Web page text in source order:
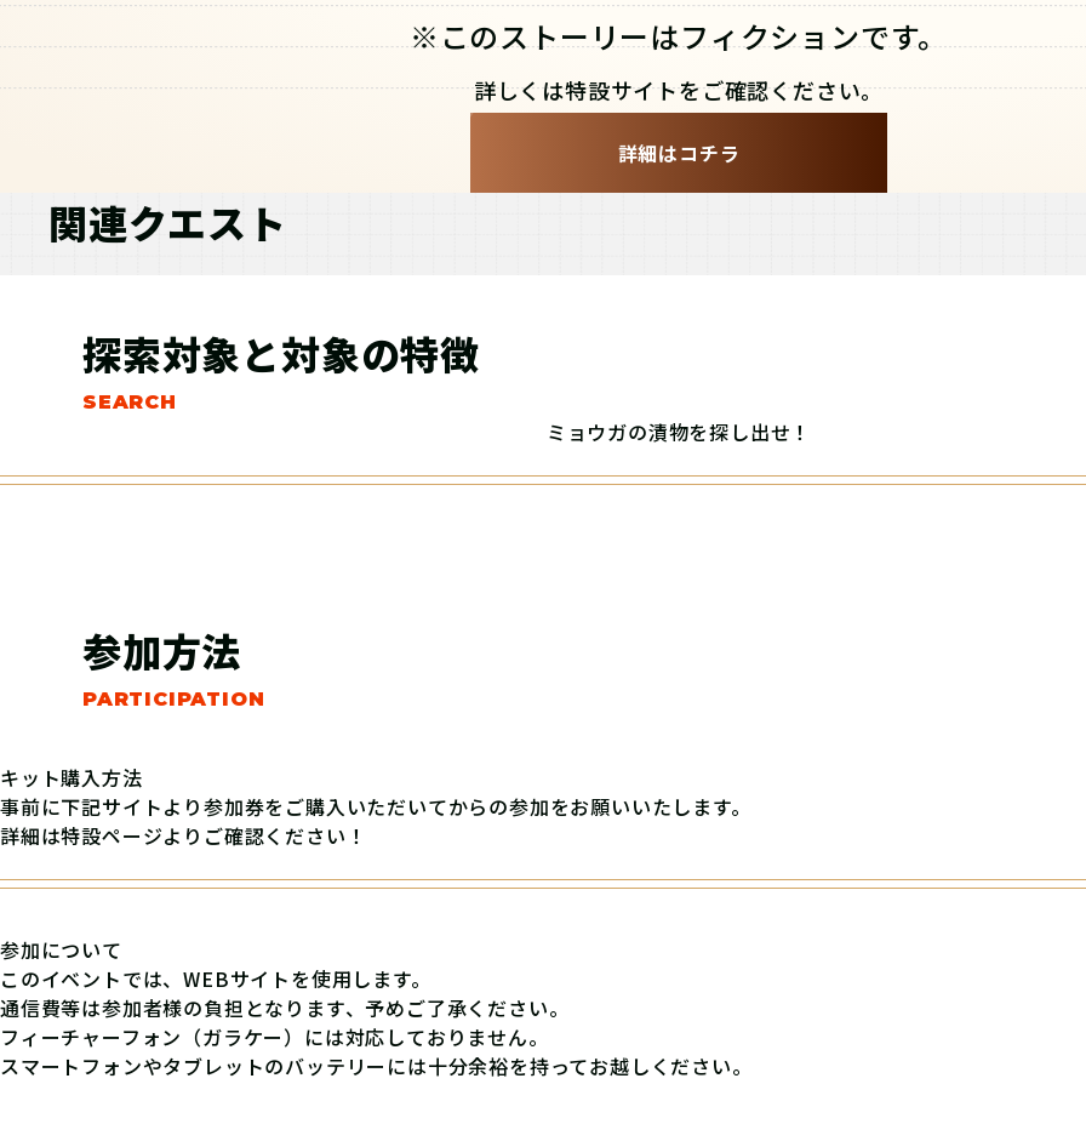
※このストーリーはフィクションです。
詳しくは特設サイトをご確認ください。
詳細はコチラ
関連クエスト
探索対象と対象の特徴
ミョウガの漬物を探し出せ！
参加方法
キット購入方法
事前に下記サイトより参加券をご購入いただいてからの参加をお願いいたします。
詳細は特設ページよりご確認ください！
参加について
このイベントでは、WEBサイトを使用します。
通信費等は参加者様の負担となります、予めご了承ください。
フィーチャーフォン（ガラケー）には対応しておりません。
スマートフォンやタブレットのバッテリーには十分余裕を持ってお越しください。